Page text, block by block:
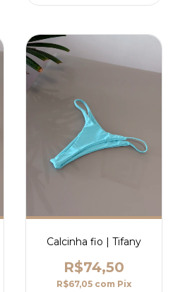
Calcinha fio | Tifany
R$74,50
R$67,05 com Pix